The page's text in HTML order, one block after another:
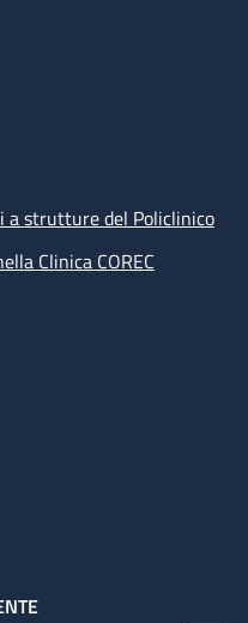
a strutture del Policlinico
Clinica COREC